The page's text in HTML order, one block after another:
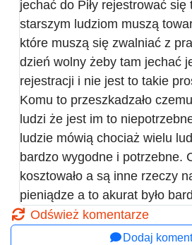
jechać do Piły rejestrować się
starszym ludziom muszą
które muszą się zwalniać z
dzień wolny żeby tam jechać
rejestracji i nie jest to takie
Komu to przeszkadzało
ludzi że jest im to
ludzie mówią chociaż wielu
bardzo wygodne i potrzebne.
kosztowało a są inne rzeczy
pieniądze a to akurat było
Odśwież komentarze
Dodaj